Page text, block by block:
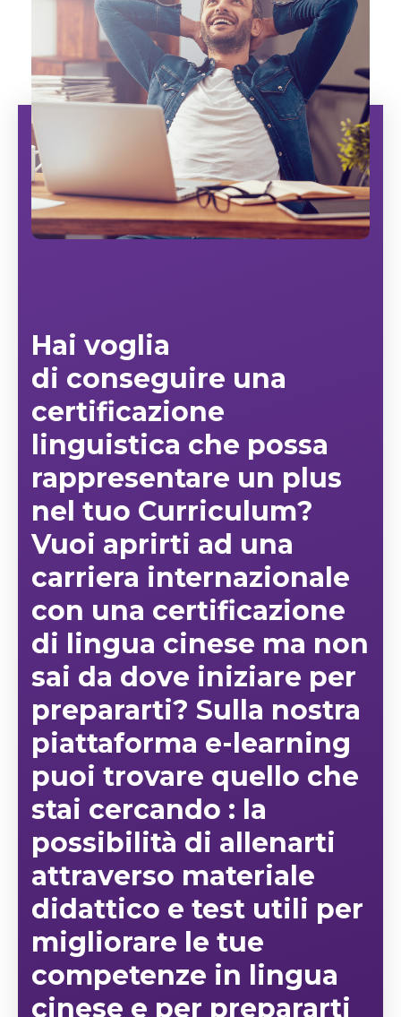
Hai voglia
di conseguire una
certificazione
linguistica che possa
rappresentare un plus
nel tuo Curriculum?
Vuoi aprirti ad una
carriera internazionale
con una certificazione
di lingua cinese ma non
sai da dove iniziare per
prepararti? Sulla nostra
piattaforma e-learning
puoi trovare quello che
stai cercando : la
possibilità di allenarti
attraverso materiale
didattico e test utili per
migliorare le tue
competenze in lingua
cinese e per prepararti